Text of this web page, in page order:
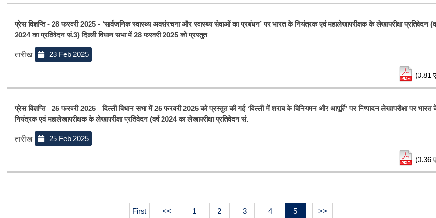
प्रेस विज्ञप्ति - 28 फरवरी 2025 - ‘सार्वजनिक स्वास्थ्य अवसंरचना और स्वास्थ्य सेवाओं का प्रबंधन’ पर भारत के नियंत्रक एवं महालेखापरीक्षक के लेखापरीक्षा प्रतिवेदन
2024 का प्रतिवेदन सं.3) दिल्ली विधान सभा में 28 फरवरी 2025 को प्रस्तुत
तारीख 28 Feb 2025
(0.81
प्रेस विज्ञप्ति - 25 फरवरी 2025 - दिल्ली विधान सभा में 25 फरवरी 2025 को प्रस्तुत की गई ‘दिल्ली में शराब के विनियमन और आपूर्ति’ पर निष्पादन लेखापरीक्षा पर भारत
नियंत्रक एवं महालेखापरीक्षक के लेखापरीक्षा प्रतिवेदन (वर्ष 2024 का लेखापरीक्षा प्रतिवेदन सं.
तारीख 25 Feb 2025
(0.36
First << 1 2 3 4 5 >>